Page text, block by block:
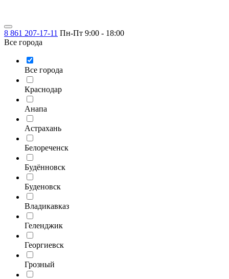
8 861 207-17-11 Пн-Пт 9:00 - 18:00
Все города
Все города
Краснодар
Анапа
Астрахань
Белореченск
Будённовск
Буденовск
Владикавказ
Геленджик
Георгиевск
Грозный